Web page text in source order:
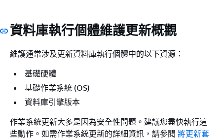
資料庫執行個體維護更新概觀
維護通常涉及更新資料庫執行個體中的以下資源：
基礎硬體
基礎作業系統 (OS)
資料庫引擎版本
作業系統更新大多是因為安全性問題。建議您盡快執行這
些動作。如需作業系統更新的詳細資訊，請參閱 將更新套